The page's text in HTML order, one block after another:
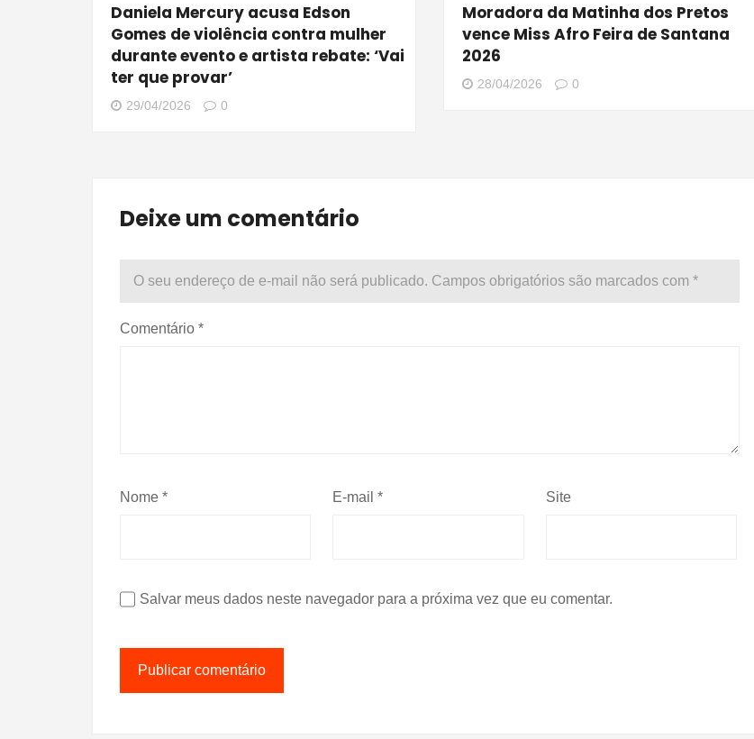
Daniela Mercury acusa Edson
Gomes de violência contra mulher
durante evento e artista rebate: ‘Vai
ter que provar’
29/04/2026 0
Moradora da Matinha dos Pretos
vence Miss Afro Feira de Santana
2026
28/04/2026 0
Deixe um comentário
O seu endereço de e-mail não será publicado. Campos obrigatórios são marcados com *
Comentário *
Nome * E-mail* Site
Salvar meus dados neste navegador para a próxima vez que eu comentar.